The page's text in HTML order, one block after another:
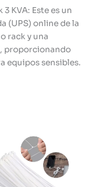
KVA: Este es un
(UPS) online de la
rack y una
proporcionando
equipos sensibles.